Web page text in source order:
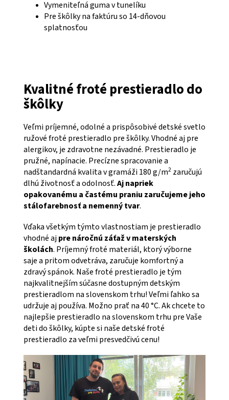
Vymeniteľná guma v tunelíku
Pre škôlky na faktúru so 14-dňovou
splatnosťou
Kvalitné froté prestieradlo do
škôlky
Veľmi príjemné, odolné a prispôsobivé detské svetlo
ružové froté prestieradlo pre škôlky. Vhodné aj pre
alergikov, je zdravotne nezávadné. Prestieradlo je
pružné, napínacie. Precízne spracovanie a
nadštandardná kvalita v gramáži 180 g/m2 zaručujú
dlhú životnosť a odolnosť.Aj napriek
opakovanému a častému praniu zaručujeme jeho
stálofarebnosť a nemenný tvar.
Vďaka všetkým týmto vlastnostiam je prestieradlo
vhodné ajpre náročnú záťaž v materských
školách. Príjemný froté materiál, ktorý výborne
saje a pritom odvetráva, zaručuje komfortný a
zdravý spánok. Naše froté prestieradlo je tým
najkvalitnejším súčasne dostupným detským
prestieradlom na slovenskom trhu! Veľmi ľahko sa
udržuje aj používa. Možno prať na 40 °C. Ak chcete to
najlepšie prestieradlo na slovenskom trhu pre Vaše
deti do škôlky, kúpte si naše detské froté
prestieradlo za veľmi presvedčivú cenu!